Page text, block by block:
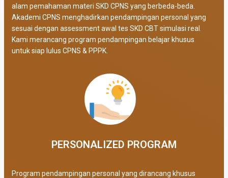
alam pemahaman materi SKD CPNS yang berbeda-beda.
Akademi CPNS menghadirkan pendampingan personal yang
sesuai dengan assessment awal tes SKD CBT simulasi real.
Kami merancang program pendampingan belajar khusus
untuk siap lulus CPNS & PPPK.
PERSONALIZED PROGRAM​
Program pendampingan personal yang dirancang khusus